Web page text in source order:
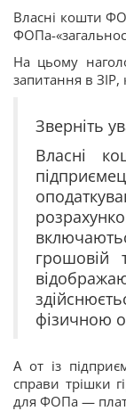
Власні кошти
ФОПа-
На цьому
запитання в ЗІР,
Зверніть
Власні
грошовій
фізичною
А от із
справи трішки
для ФОПа —